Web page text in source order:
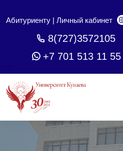
Абитуриенту | Личный кабинет
8(727)3572105
+7 701 513 11 55